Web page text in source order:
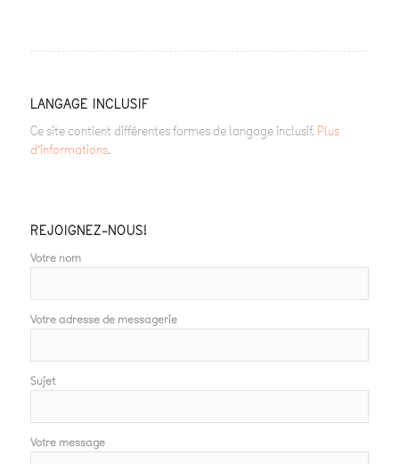
LANGAGE INCLUSIF
Ce site contient différentes formes de langage inclusif. Plus
d’informations.
REJOIGNEZ-NOUS!
Votre nom
Votre adresse de messagerie
Sujet
Votre message